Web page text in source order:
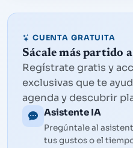
CUENTA GRATUITA
Sácale más partido
Regístrate gratis y
exclusivas que te
agenda y descubrir
Asistente IA
Pregúntale al
tus gustos o el